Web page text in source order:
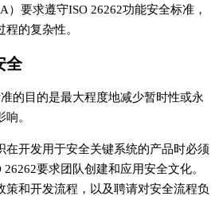
）要求遵守ISO 26262功能安全标准，
的复杂性。
全
的目的是最大程度地减少暂时性或永
。
在开发用于安全关键系统的产品时必须
要求团队创建和应用安全文化。
策和开发流程，以及聘请对安全流程负